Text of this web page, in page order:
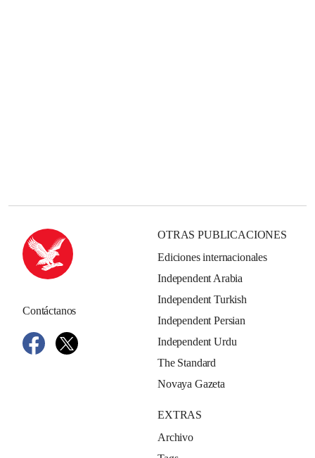
Contáctanos
OTRAS PUBLICACIONES
Ediciones internacionales
Independent Arabia
Independent Turkish
Independent Persian
Independent Urdu
The Standard
Novaya Gazeta
EXTRAS
Archivo